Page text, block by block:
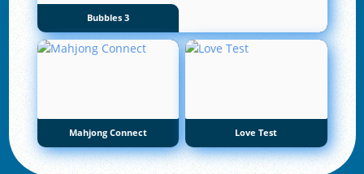
Bubbles 3
Mahjong Connect Love Test